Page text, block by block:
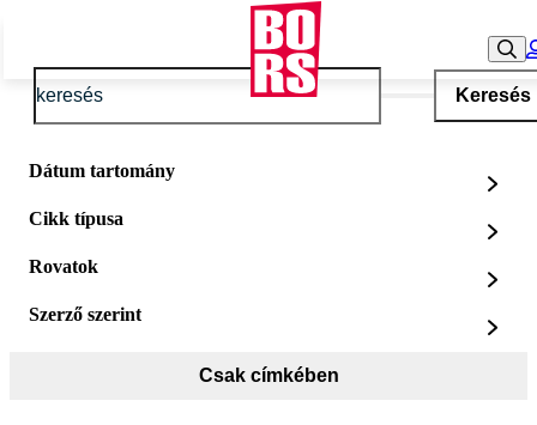
Keresés
Dátum tartomány
Cikk típusa
Rovatok
Szerző szerint
Csak címkében